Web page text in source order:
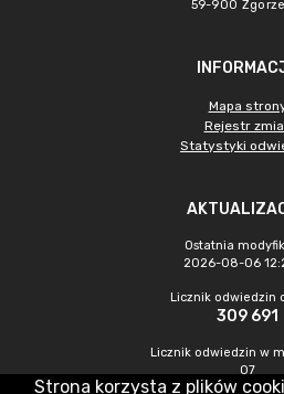
59-900
Mapa
Rejestr
Statystyki
Ostatnia
2026-08-06
Licznik odwiedzin
309 691
Licznik odwiedzin w
07
389
Strona korzysta z plików